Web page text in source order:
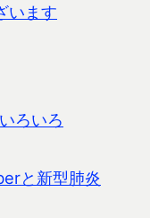
います
ろいろ
と新型肺炎